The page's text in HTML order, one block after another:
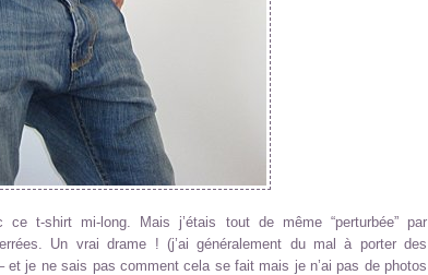
t-shirt mi-long. Mais j’étais tout de même “perturbée” par
Un vrai drame ! (j’ai généralement du mal à porter des
je ne sais pas comment cela se fait mais je n’ai pas de photos